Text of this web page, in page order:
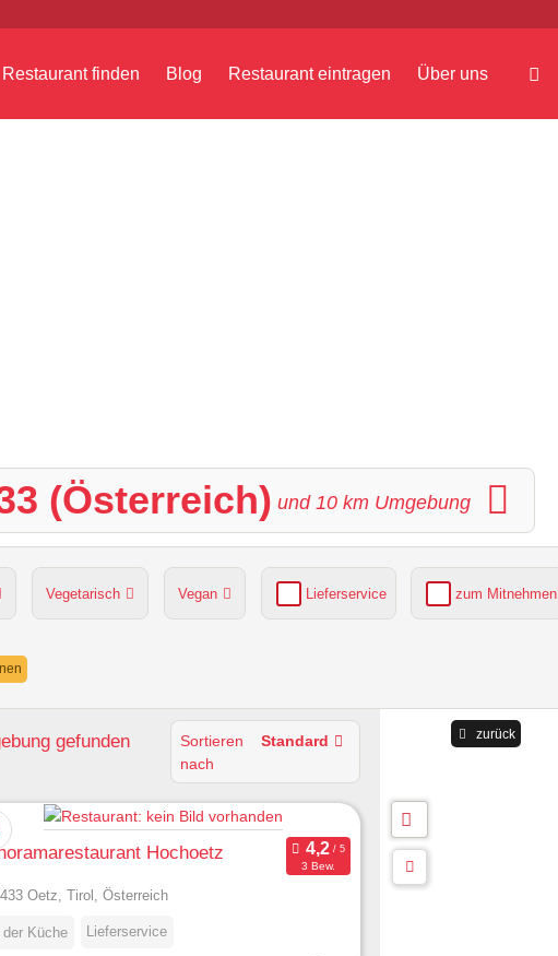
Restaurant finden Blog Restaurant eintragen Über uns
(Österreich) und 10 km Umgebung
Vegetarisch Vegan Lieferservice zum Mitnehmen
gefunden
Sortieren
nach
Standard
Hochoetz
3 Bew.
Oetz, Tirol, Österreich
Küche Lieferservice
zurück